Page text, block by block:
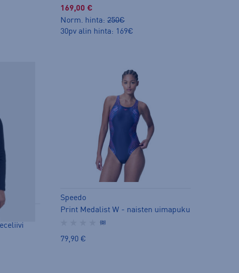
169,00 €
Norm. hinta: 250€
30pv alin hinta: 169€
Speedo
Print Medalist W - naisten uimapuku
(0)
79,90 €